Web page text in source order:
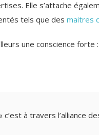
Elle s’attache
tels que des maitres
une conscience forte :
c’est à travers l’alliance